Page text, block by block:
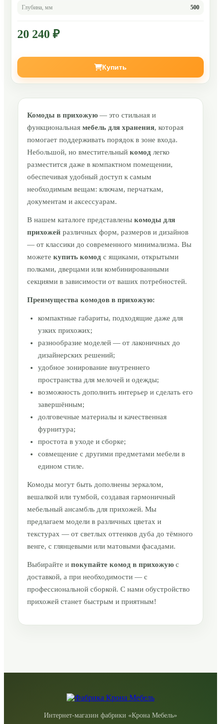
Глубина, мм 500
20 240 ₽
Купить
Комоды в прихожую — это стильная и
функциональная мебель для хранения, которая
помогает поддерживать порядок в зоне входа.
Небольшой, но вместительный комод легко
разместится даже в компактном помещении,
обеспечивая удобный доступ к самым
необходимым вещам: ключам, перчаткам,
документам и аксессуарам.
В нашем каталоге представлены комоды для
прихожей различных форм, размеров и дизайнов
— от классики до современного минимализма. Вы
можете купить комод с ящиками, открытыми
полками, дверцами или комбинированными
секциями в зависимости от ваших потребностей.
Преимущества комодов в прихожую:
компактные габариты, подходящие даже для
узких прихожих;
разнообразие моделей — от лаконичных до
дизайнерских решений;
удобное зонирование внутреннего
пространства для мелочей и одежды;
возможность дополнить интерьер и сделать его
завершённым;
долговечные материалы и качественная
фурнитура;
простота в уходе и сборке;
совмещение с другими предметами мебели в
едином стиле.
Комоды могут быть дополнены зеркалом,
вешалкой или тумбой, создавая гармоничный
мебельный ансамбль для прихожей. Мы
предлагаем модели в различных цветах и
текстурах — от светлых оттенков дуба до тёмного
венге, с глянцевыми или матовыми фасадами.
Выбирайте и покупайте комод в прихожую с
доставкой, а при необходимости — с
профессиональной сборкой. С нами обустройство
прихожей станет быстрым и приятным!
Интернет-магазин фабрики «Крона Мебель»